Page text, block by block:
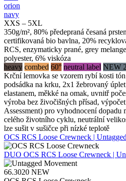
orion
navy
XXS – 5XL
350g/m², 80% předepraná česaná
certifikovaná bio bavlna, 20%
RCS, enzymaticky prané, grey
polyester, 6% viskóza
heavy combed 60° neutral label NEW
Krční lemovka se vzorem rybí kosti
podsádka na krku, 2x1 žebrovaný
elastanem, měkké na omak, uvnitř
výroba bez živočišných přísad,
Assessment) pro vyhodnocení dopadu
celého životního cyklu, neutrální
lze sušit v sušičce při nízké teplotě
OCS RCS Loose Crewneck |
DUO OCS RCS Loose Crewneck |
66.3020 NEW